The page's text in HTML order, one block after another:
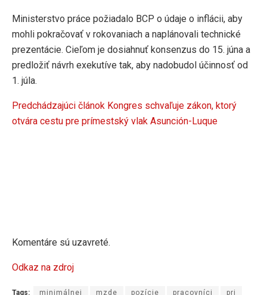
Ministerstvo práce požiadalo BCP o údaje o inflácii, aby
mohli pokračovať v rokovaniach a naplánovali technické
prezentácie. Cieľom je dosiahnuť konsenzus do 15. júna a
predložiť návrh exekutíve tak, aby nadobudol účinnosť od
1. júla.
Predchádzajúci článok Kongres schvaľuje zákon, ktorý
otvára cestu pre prímestský vlak Asunción-Luque
Komentáre sú uzavreté.
Odkaz na zdroj
Tags: minimálnej mzde pozície pracovníci pri